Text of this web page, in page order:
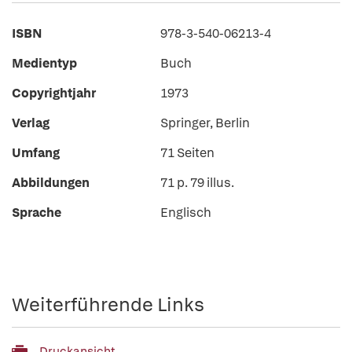
ISBN
978-3-540-06213-4
Medientyp
Buch
Copyrightjahr
1973
Verlag
Springer, Berlin
Umfang
71 Seiten
Abbildungen
71 p. 79 illus.
Sprache
Englisch
Weiterführende Links